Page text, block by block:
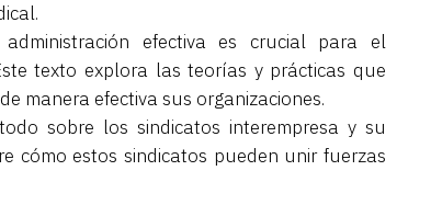
efectiva es crucial para el
texto explora las teorías y prácticas que
manera efectiva sus organizaciones.
sobre los sindicatos interempresa y su
cómo estos sindicatos pueden unir fuerzas